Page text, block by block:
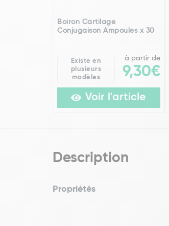
Boiron Cartilage
Conjugaison Ampoules x 30
Existe en
plusieurs
modèles
à partir de
9,30€
Voir l'article
Description
Propriétés